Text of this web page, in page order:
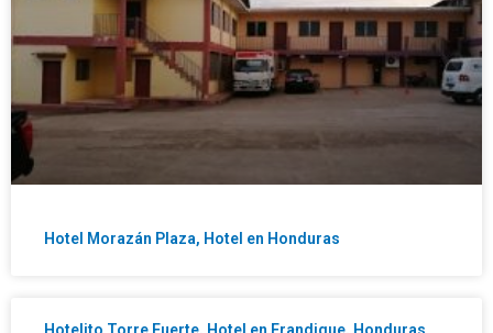
Hotel Morazán Plaza, Hotel en Honduras